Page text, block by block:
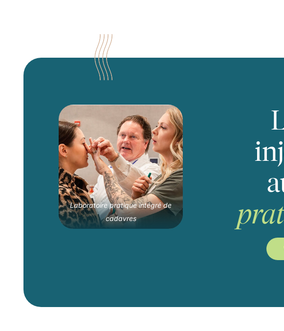
Laboratoire pratique intégré de
cadavres